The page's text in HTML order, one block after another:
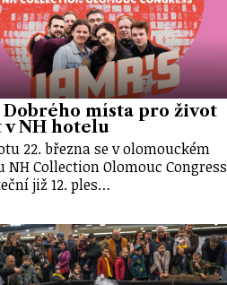
Dobrého místa pro život
v NH hotelu
22. března se v olomouckém
NH Collection Olomouc Congress
již 12. ples…